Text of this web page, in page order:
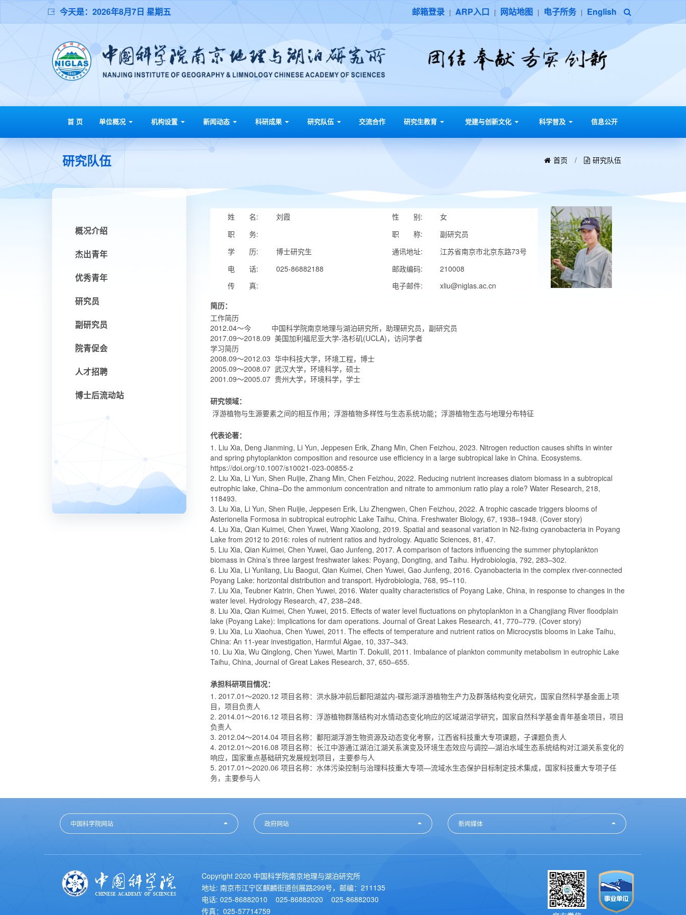
今天是： 2026年8月7日 星期五 邮箱登录 | ARP入口 | 网站地图 | 电子所务 | English
首 页 单位概况 机构设置 新闻动态 科研成果 研究队伍 交流合作 研究生教育 党建与创新文化 科学普及 信息公开
研究队伍 首页 / 研究队伍
概况介绍
杰出青年
优秀青年
研究员
副研究员
院青促会
人才招聘
博士后流动站
姓 名: 刘霞 性 别:
女
职 务:
职 称:
副研究员
学 历:
博士研究生 通讯地址:
江苏省南京市北京东路73号
电 话:
025-86882188 邮政编码:
210008
传 真:
电子邮件:
xliu@niglas.ac.cn
简历：
工作简历
2012.04～今 中国科学院南京地理与湖泊研究所，助理研究员，副研究员
2017.09～2018.09 美国加利福尼亚大学-洛杉矶(UCLA)，访问学者
学习简历
2008.09～2012.03 华中科技大学，环境工程，博士
2005.09～2008.07 武汉大学，环境科学，硕士
2001.09～2005.07 贵州大学，环境科学，学士
研究领域：
浮游植物与生源要素之间的相互作用；浮游植物多样性与生态系统功能；浮游植物生态与地理分布特征
代表论著：
1. Liu Xia, Deng Jianming, Li Yun, Jeppesen Erik, Zhang Min, Chen Feizhou, 2023. Nitrogen reduction causes shifts in winter
and spring phytoplankton composition and resource use efficiency in a large subtropical lake in China. Ecosystems.
https://doi.org/10.1007/s10021-023-00855-z
2. Liu Xia, Li Yun, Shen Ruijie, Zhang Min, Chen Feizhou, 2022. Reducing nutrient increases diatom biomass in a subtropical
eutrophic lake, China–Do the ammonium concentration and nitrate to ammonium ratio play a role? Water Research, 218,
118493.
3. Liu Xia, Li Yun, Shen Ruijie, Jeppesen Erik, Liu Zhengwen, Chen Feizhou, 2022. A trophic cascade triggers blooms of
Asterionella Formosa in subtropical eutrophic Lake Taihu, China. Freshwater Biology, 67, 1938–1948. (Cover story)
4. Liu Xia, Qian Kuimei, Chen Yuwei, Wang Xiaolong, 2019. Spatial and seasonal variation in N2-fixing cyanobacteria in Poyang
Lake from 2012 to 2016: roles of nutrient ratios and hydrology. Aquatic Sciences, 81, 47.
5. Liu Xia, Qian Kuimei, Chen Yuwei, Gao Junfeng, 2017. A comparison of factors influencing the summer phytoplankton
biomass in China’s three largest freshwater lakes: Poyang, Dongting, and Taihu. Hydrobiologia, 792, 283–302.
6. Liu Xia, Li Yunliang, Liu Baogui, Qian Kuimei, Chen Yuwei, Gao Junfeng, 2016. Cyanobacteria in the complex river-connected
Poyang Lake: horizontal distribution and transport. Hydrobiologia, 768, 95–110.
7. Liu Xia, Teubner Katrin, Chen Yuwei, 2016. Water quality characteristics of Poyang Lake, China, in response to changes in the
water level. Hydrology Research, 47, 238–248.
8. Liu Xia, Qian Kuimei, Chen Yuwei, 2015. Effects of water level fluctuations on phytoplankton in a Changjiang River floodplain
lake (Poyang Lake): Implications for dam operations. Journal of Great Lakes Research, 41, 770–779. (Cover story)
9. Liu Xia, Lu Xiaohua, Chen Yuwei, 2011. The effects of temperature and nutrient ratios on Microcystis blooms in Lake Taihu,
China: An 11-year investigation, Harmful Algae, 10, 337–343.
10. Liu Xia, Wu Qinglong, Chen Yuwei, Martin T. Dokulil, 2011. Imbalance of plankton community metabolism in eutrophic Lake
Taihu, China, Journal of Great Lakes Research, 37, 650–655.
承担科研项目情况：
1. 2017.01～2020.12 项目名称：洪水脉冲前后鄱阳湖盆内-碟形湖浮游植物生产力及群落结构变化研究，国家自然科学基金面上项
目，项目负责人
2. 2014.01～2016.12 项目名称：浮游植物群落结构对水情动态变化响应的区域湖沼学研究，国家自然科学基金青年基金项目，项目
负责人
3. 2012.04～2014.04 项目名称：鄱阳湖浮游生物资源及动态变化考察，江西省科技重大专项课题，子课题负责人
4. 2012.01～2016.08 项目名称：长江中游通江湖泊江湖关系演变及环境生态效应与调控—湖泊水域生态系统结构对江湖关系变化的
响应，国家重点基础研究发展规划项目，主要参与人
5. 2017.01～2020.06 项目名称：水体污染控制与治理科技重大专项—流域水生态保护目标制定技术集成，国家科技重大专项子任
务，主要参与人
中国科学院网站 政府网站 新闻媒体
Copyright 2020 中国科学院南京地理与湖泊研究所
地址: 南京市江宁区麒麟街道创展路299号，邮编：211135
电话: 025-86882010 025-86882020 025-86882030
传真：025-57714759